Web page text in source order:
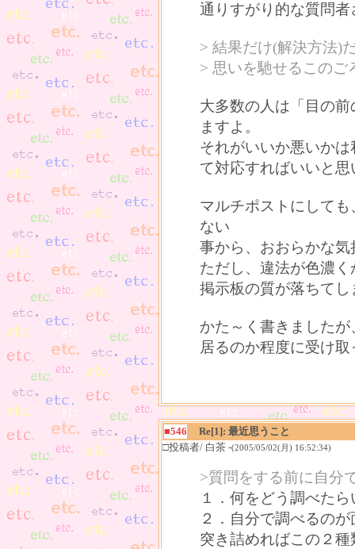
通りすがり的な質問
> 結果だけ(解決方法)
> 思いを馳せるこのご
大多数の人は「目の
ますよ。
それがいいか悪いか
て対応すればいいと思
マルチポストにして
ない
事から、おおらかな
ただし、違法が色濃
掲示板の質が落ちて
かた～く書きました
居るのか程度に受け
■546
Re[1]: 最近思うこと
□投稿者/ 白茶 -(2005/05/02(月) 16:52:34)
>質問をする前に自分
１．何をどう調べた
２．自分で調べるの
突き詰めればこの２